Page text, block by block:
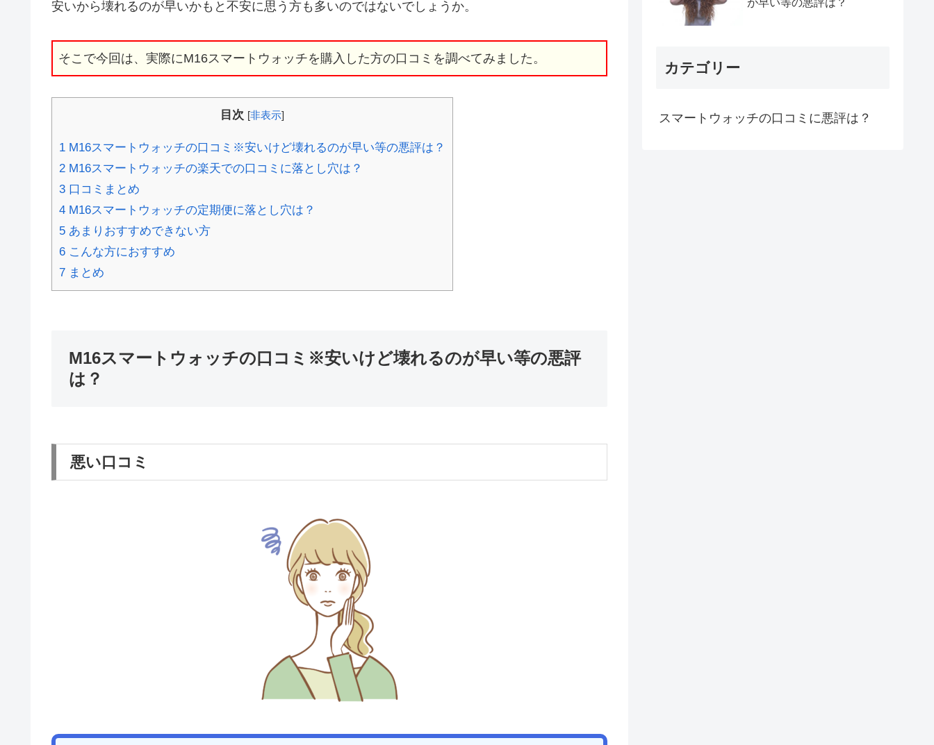
安いから壊れるのが早いかもと不安に思う方も多いのではないでしょうか。
そこで今回は、実際にM16スマートウォッチを購入した方の口コミを調べてみました。
目次 [非表示]
1 M16スマートウォッチの口コミ※安いけど壊れるのが早い等の悪評は？
2 M16スマートウォッチの楽天での口コミに落とし穴は？
3 口コミまとめ
4 M16スマートウォッチの定期便に落とし穴は？
5 あまりおすすめできない方
6 こんな方におすすめ
7 まとめ
M16スマートウォッチの口コミ※安いけど壊れるのが早い等の悪評
は？
悪い口コミ
が早い等の悪評は？
カテゴリー
スマートウォッチの口コミに悪評は？